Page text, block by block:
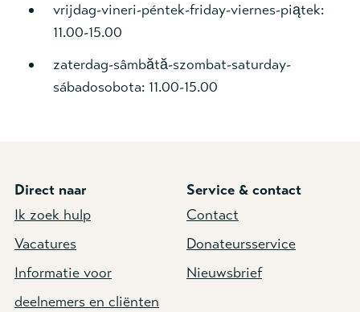
vrijdag-vineri-péntek-friday-viernes-piątek:
11.00-15.00
zaterdag-sâmbătă-szombat-saturday-
sábadosobota: 11.00-15.00
Direct naar
Ik zoek hulp
Vacatures
Informatie voor
deelnemers en cliënten
Service & contact
Contact
Donateursservice
Nieuwsbrief